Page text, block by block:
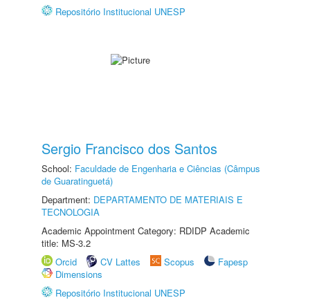
Repositório Institucional UNESP
Sergio Francisco dos Santos
School: Faculdade de Engenharia e Ciências (Câmpus
de Guaratinguetá)
Department: DEPARTAMENTO DE MATERIAIS E
TECNOLOGIA
Academic Appointment Category: RDIDP Academic
title: MS-3.2
Orcid
CV Lattes Scopus
Fapesp
Dimensions
Repositório Institucional UNESP